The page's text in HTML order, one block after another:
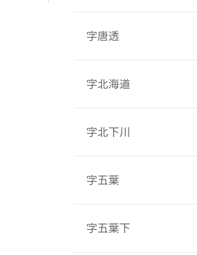
字唐透
字北海道
字北下川
字五葉
字五葉下